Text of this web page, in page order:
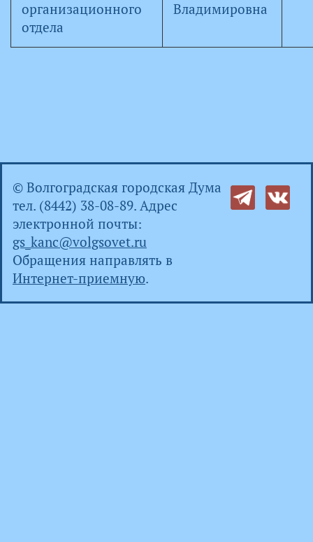
организационного
отдела
Владимировна
© Волгоградская городская Дума
тел. (8442) 38-08-89. Адрес
электронной почты:
gs_kanc@volgsovet.ru
Обращения направлять в
Интернет-приемную.